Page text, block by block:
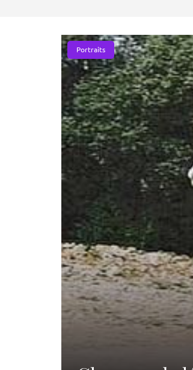
Portraits